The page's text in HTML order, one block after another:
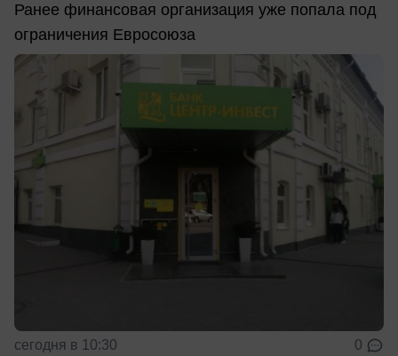
Ранее финансовая организация уже попала под
ограничения Евросоюза
сегодня в 10:30 0